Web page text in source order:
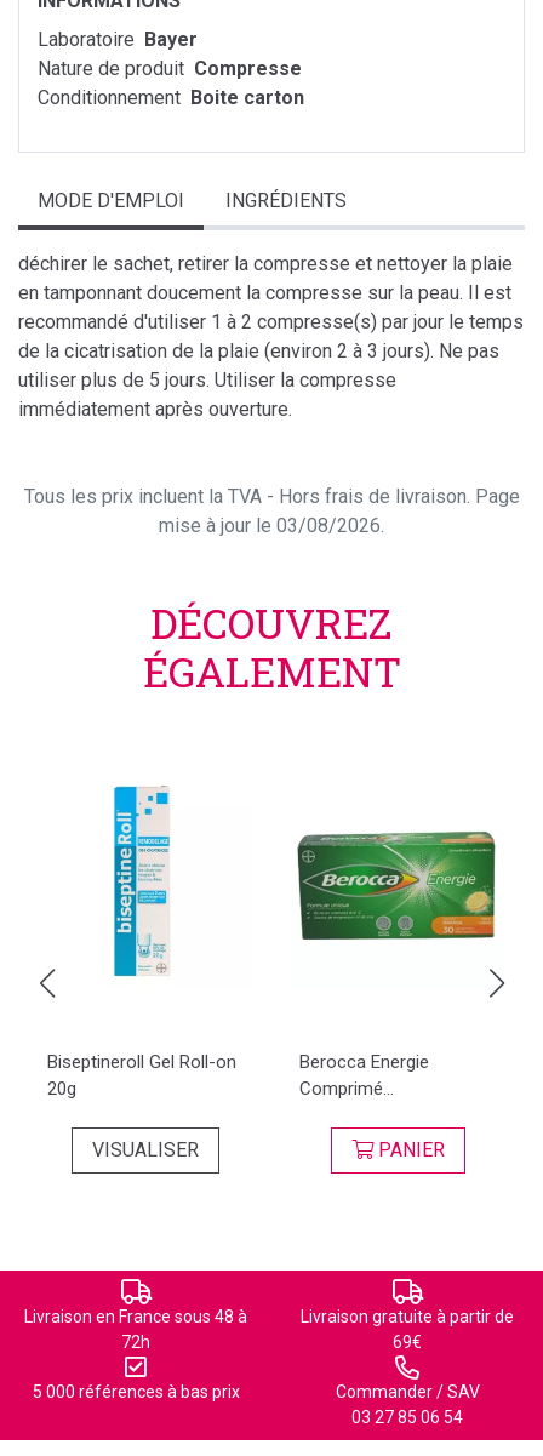
Laboratoire Bayer
Nature de produit Compresse
Conditionnement Boite carton
MODE D'EMPLOI INGRÉDIENTS
déchirer le sachet, retirer la compresse et nettoyer la plaie
en tamponnant doucement la compresse sur la peau. Il est
recommandé d'utiliser 1 à 2 compresse(s) par jour le temps
de la cicatrisation de la plaie (environ 2 à 3 jours). Ne pas
utiliser plus de 5 jours. Utiliser la compresse
immédiatement après ouverture.
Tous les prix incluent la TVA - Hors frais de livraison. Page
mise à jour le 03/08/2026.
DÉCOUVREZ
ÉGALEMENT
Biseptineroll Gel Roll-on
20g
VISUALISER
Berocca Energie
Comprimé...
PANIER
Livraison en France sous 48 à
72h
Livraison gratuite à partir de
69€
5 000 références à bas prix
Commander / SAV
03 27 85 06 54